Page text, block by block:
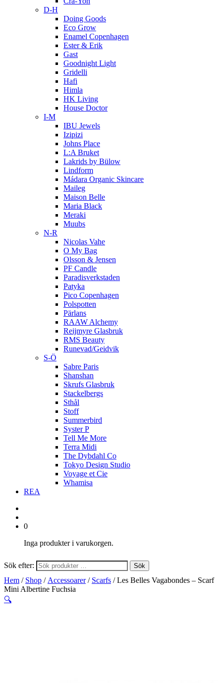
D-H
Doing Goods
Eco Grow
Enamel Copenhagen
Ester & Erik
Gast
Goodnight Light
Gridelli
Hafi
Himla
HK Living
House Doctor
I-M
IBU Jewels
Izipizi
Johns Place
L:A Bruket
Lakrids by Bülow
Lindform
Mádara Organic Skincare
Maileg
Maison Belle
Maria Black
Meraki
Muubs
N-R
Nicolas Vahe
O My Bag
Olsson & Jensen
PF Candle
Paradisverkstaden
Patyka
Pico Copenhagen
Polspotten
Pärlans
RAAW Alchemy
Reijmyre Glasbruk
RMS Beauty
Runevad/Geidvik
S-Ö
Sabre Paris
Shanshan
Skrufs Glasbruk
Stackelbergs
Sthål
Stoff
Summerbird
Syster P
Tell Me More
Terra Midi
The Dybdahl Co
Tokyo Design Studio
Voyage et Cie
Whamisa
REA
0
Inga produkter i varukorgen.
Sök efter: Sök
Hem / Shop / Accessoarer/ Scarfs / Les Belles Vagabondes – Scarf
Mini Albertine Fuchsia
🔍